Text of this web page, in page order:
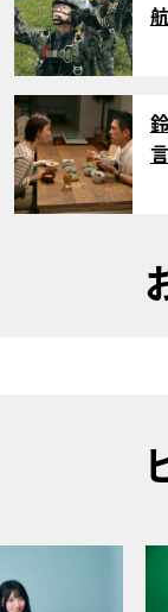
サ